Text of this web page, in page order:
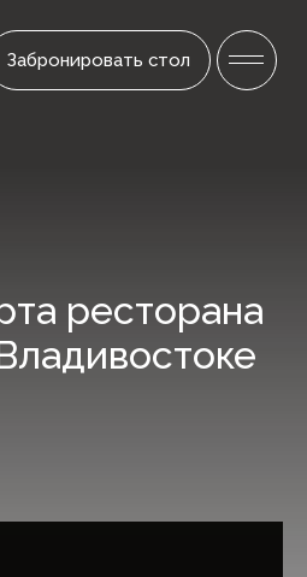
стол
ресторана